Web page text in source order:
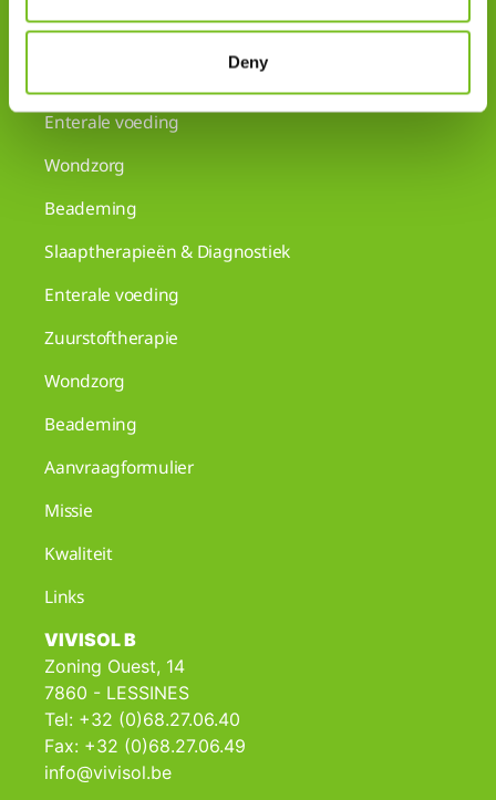
Deny
Slaapapneu
Enterale voeding
Wondzorg
Beademing
Slaaptherapieën & Diagnostiek
Enterale voeding
Zuurstoftherapie
Wondzorg
Beademing
Aanvraagformulier
Missie
Kwaliteit
Links
VIVISOL B
Zoning Ouest, 14
7860 - LESSINES
Tel: +32 (0)68.27.06.40
Fax: +32 (0)68.27.06.49
info@vivisol.be